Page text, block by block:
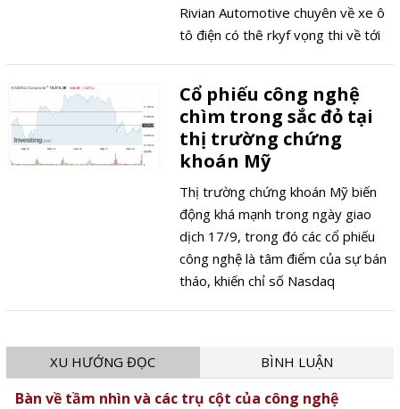
Rivian Automotive chuyên về xe ô
tô điện có thê rkyf vọng thi về tới
Cổ phiếu công nghệ
chìm trong sắc đỏ tại
thị trường chứng
khoán Mỹ
Thị trường chứng khoán Mỹ biến
động khá mạnh trong ngày giao
dịch 17/9, trong đó các cổ phiếu
công nghệ là tâm điểm của sự bán
tháo, khiến chỉ số Nasdaq
XU HƯỚNG ĐỌC BÌNH LUẬN
Bàn về tầm nhìn và các trụ cột của công nghệ